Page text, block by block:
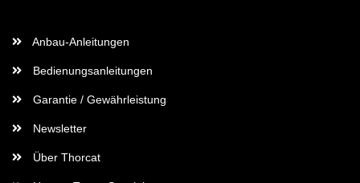
Anbau-Anleitungen
Bedienungsanleitungen
Garantie / Gewährleistung
Newsletter
Über Thorcat